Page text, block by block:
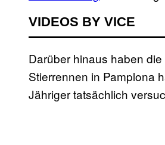
VIDEOS BY VICE
Darüber hinaus haben
Stierrennen in Pamplona
Jähriger tatsächlich